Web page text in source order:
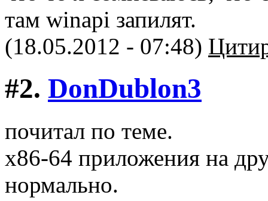
там winapi запилят.
(18.05.2012 - 07:48)
#2. DonDublon3
почитал по теме.
x86-64 приложения на
нормально.